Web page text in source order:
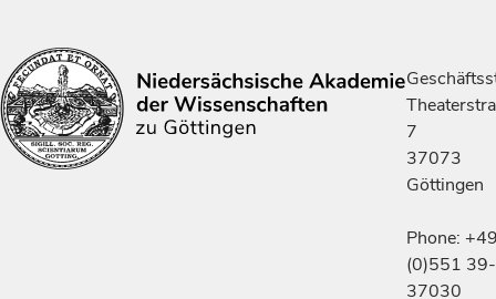
7
37073
Göttingen
Phone:
(0)551 39-
37030